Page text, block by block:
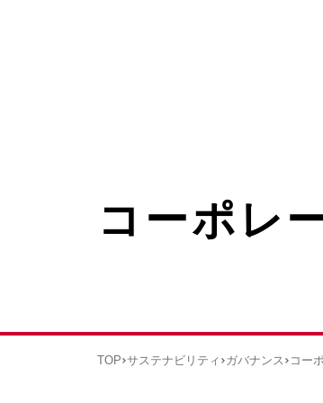
コーポレ
TOP サステナビリティ ガバナンス コー